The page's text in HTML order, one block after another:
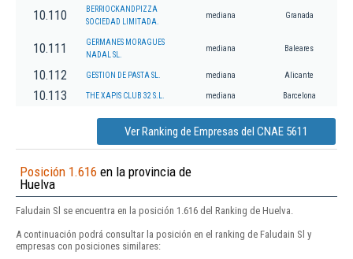
10.110
BERRIOCKANDPIZZA
SOCIEDAD LIMITADA.
mediana Granada
10.111
GERMANES MORAGUES
NADAL SL.
mediana Baleares
10.112 GESTION DE PASTA SL. mediana Alicante
10.113 THE XAPIS CLUB 32 S.L. mediana Barcelona
Ver Ranking de Empresas del CNAE 5611
Posición 1.616 en la provincia de
Huelva
Faludain Sl se encuentra en la posición 1.616 del Ranking de Huelva.
A continuación podrá consultar la posición en el ranking de Faludain Sl y
empresas con posiciones similares: